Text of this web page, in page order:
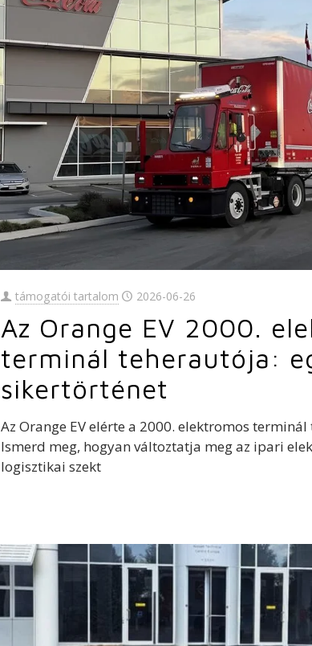
támogatói tartalom 2026-06-26
Az Orange EV 2000.
terminál teherautója:
sikertörténet
Az Orange EV elérte a 2000. elektromos
Ismerd meg, hogyan változtatja meg az ipari
logisztikai szekt